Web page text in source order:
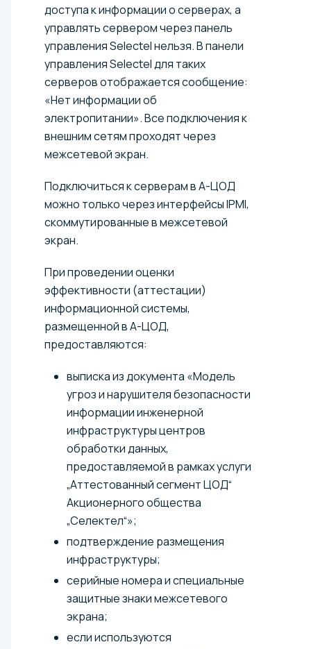
доступа к информации о серверах, а
управлять сервером через панель
управления Selectel нельзя. В панели
управления Selectel для таких
серверов отображается сообщение:
«Нет информации об
электропитании». Все подключения к
внешним сетям проходят через
межсетевой экран.
Подключиться к серверам в А-ЦОД
можно только через интерфейсы IPMI,
скоммутированные в межсетевой
экран.
При проведении оценки
эффективности (аттестации)
информационной системы,
размещенной в А-ЦОД,
предоставляются:
выписка из документа «Модель
угроз и нарушителя безопасности
информации инженерной
инфраструктуры центров
обработки данных,
предоставляемой в рамках услуги
„Аттестованный сегмент ЦОД“
Акционерного общества
„Селектел“»;
подтверждение размещения
инфраструктуры;
серийные номера и специальные
защитные знаки межсетевого
экрана;
если используются